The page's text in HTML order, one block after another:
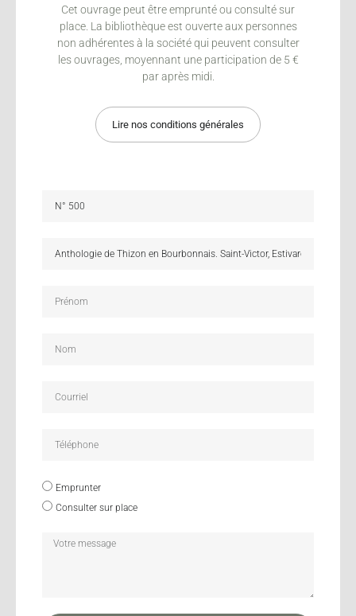
Cet ouvrage peut être emprunté ou consulté sur
place. La bibliothèque est ouverte aux personnes
non adhérentes à la société qui peuvent consulter
les ouvrages, moyennant une participation de 5 €
par après midi.
Lire nos conditions générales
Emprunter
Consulter sur place